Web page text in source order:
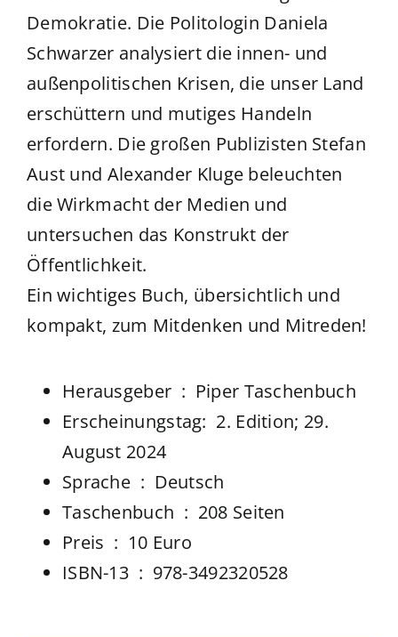
Demokratie. Die Politologin Daniela
Schwarzer analysiert die innen- und
außenpolitischen Krisen, die unser Land
erschüttern und mutiges Handeln
erfordern. Die großen Publizisten Stefan
Aust und Alexander Kluge beleuchten
die Wirkmacht der Medien und
untersuchen das Konstrukt der
Öffentlichkeit.
Ein wichtiges Buch, übersichtlich und
kompakt, zum Mitdenken und Mitreden!
Herausgeber ‏ : ‎ Piper Taschenbuch
Erscheinungstag: 2. Edition; 29.
August 2024
Sprache ‏ : ‎ Deutsch
Taschenbuch ‏ : ‎ 208 Seiten
Preis ‏ : ‎ 10 Euro
ISBN-13 ‏ : ‎ 978-3492320528